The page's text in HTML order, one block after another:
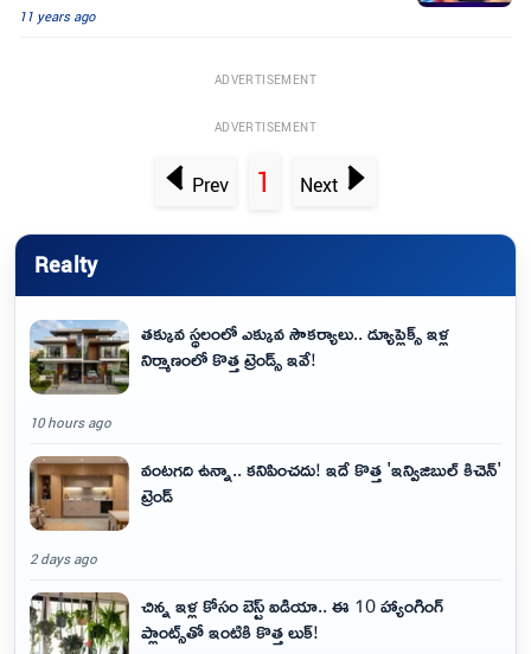
11 years ago
ADVERTISEMENT
ADVERTISEMENT
Prev 1 Next
Realty
తక్కువ స్థలంలో ఎక్కువ సౌకర్యాలు.. డ్యూప్లెక్స్ ఇళ్ల
నిర్మాణంలో కొత్త ట్రెండ్స్ ఇవే!
10 hours ago
వంటగది ఉన్నా.. కనిపించదు! ఇదే కొత్త 'ఇన్విజిబుల్ కిచెన్'
ట్రెండ్
2 days ago
చిన్న ఇళ్ల కోసం బెస్ట్ ఐడియా.. ఈ 10 హ్యాంగింగ్
ప్లాంట్స్‌తో ఇంటికి కొత్త లుక్!